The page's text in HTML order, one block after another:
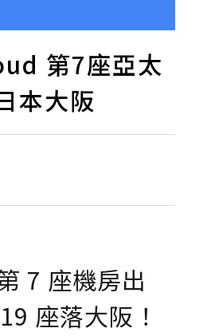
第7座亞太
本大阪
7 座機房出
座落大阪！